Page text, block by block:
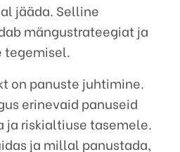
jääda. Selline
mängustrateegiat ja
tegemisel.
on panuste juhtimine.
erinevaid panuseid
ja riskialtiuse tasemele.
ja millal panustada,